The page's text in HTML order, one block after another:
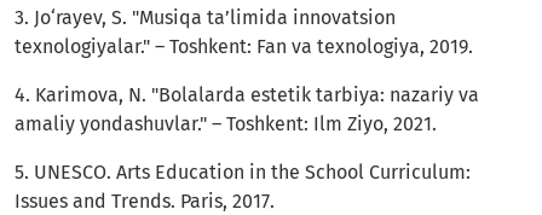
3. Jo‘rayev, S. "Musiqa ta’limida innovatsion
texnologiyalar." – Toshkent: Fan va texnologiya, 2019.
4. Karimova, N. "Bolalarda estetik tarbiya: nazariy va
amaliy yondashuvlar." – Toshkent: Ilm Ziyo, 2021.
5. UNESCO. Arts Education in the School Curriculum:
Issues and Trends. Paris, 2017.